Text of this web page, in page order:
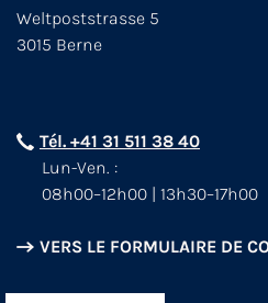
Weltpoststrasse 5
3015 Berne
Tél. +41 31 511 38 40
Lun-Ven. :
08h00–12h00 | 13h30–17h00
VERS LE FORMULAIRE DE